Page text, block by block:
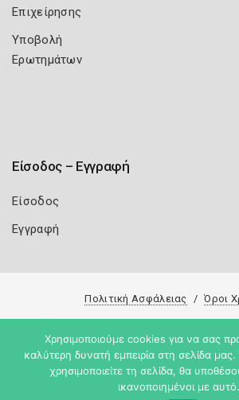
Επιχείρησης
Υποβολή
Ερωτημάτων
Είσοδος – Εγγραφή
Είσοδος
Εγγραφή
Πολιτική Ασφάλειας Όροι
Copyright 2026
Χρησιμοποιούμε cookies για να σας
καλύτερη δυνατή εμπειρία στη σελίδα
χρησιμοποιείτε τη σελίδα, θα
ικανοποιημένοι με αυτό.